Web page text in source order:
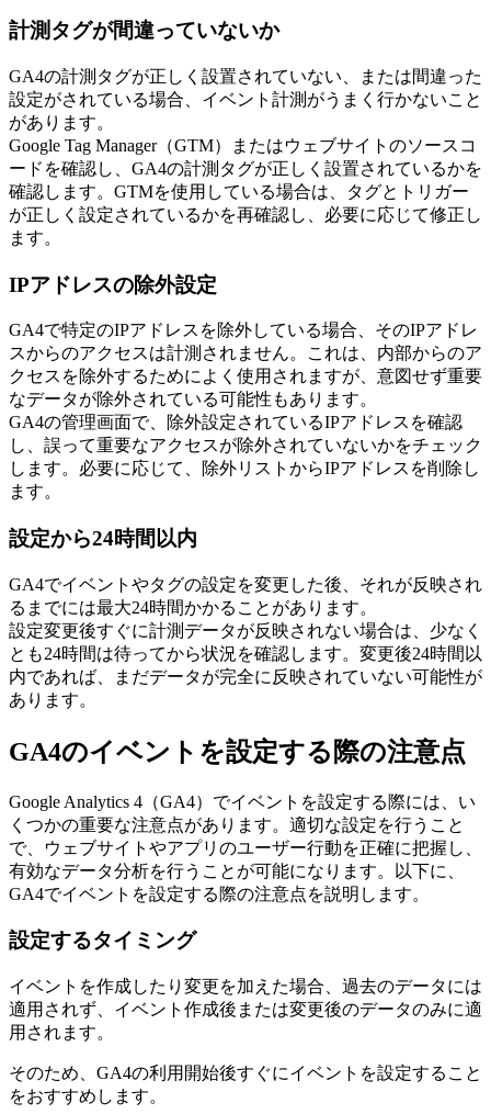
計測タグが間違っていないか
GA4の計測タグが正しく設置されていない、または間違った
設定がされている場合、イベント計測がうまく行かないこと
があります。
Google Tag Manager（GTM）またはウェブサイトのソースコ
ードを確認し、GA4の計測タグが正しく設置されているかを
確認します。GTMを使用している場合は、タグとトリガー
が正しく設定されているかを再確認し、必要に応じて修正し
ます。
IPアドレスの除外設定
GA4で特定のIPアドレスを除外している場合、そのIPアドレ
スからのアクセスは計測されません。これは、内部からのア
クセスを除外するためによく使用されますが、意図せず重要
なデータが除外されている可能性もあります。
GA4の管理画面で、除外設定されているIPアドレスを確認
し、誤って重要なアクセスが除外されていないかをチェック
します。必要に応じて、除外リストからIPアドレスを削除し
ます。
設定から24時間以内
GA4でイベントやタグの設定を変更した後、それが反映され
るまでには最大24時間かかることがあります。
設定変更後すぐに計測データが反映されない場合は、少なく
とも24時間は待ってから状況を確認します。変更後24時間以
内であれば、まだデータが完全に反映されていない可能性が
あります。
GA4のイベントを設定する際の注意点
Google Analytics 4（GA4）でイベントを設定する際には、い
くつかの重要な注意点があります。適切な設定を行うこと
で、ウェブサイトやアプリのユーザー行動を正確に把握し、
有効なデータ分析を行うことが可能になります。以下に、
GA4でイベントを設定する際の注意点を説明します。
設定するタイミング
イベントを作成したり変更を加えた場合、過去のデータには
適用されず、イベント作成後または変更後のデータのみに適
用されます。
そのため、GA4の利用開始後すぐにイベントを設定すること
をおすすめします。